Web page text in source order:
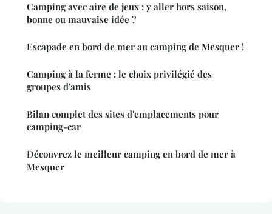
Camping avec aire de jeux : y aller hors saison,
bonne ou mauvaise idée ?
Escapade en bord de mer au camping de Mesquer !
Camping à la ferme : le choix privilégié des
groupes d'amis
Bilan complet des sites d'emplacements pour
camping-car
Découvrez le meilleur camping en bord de mer à
Mesquer